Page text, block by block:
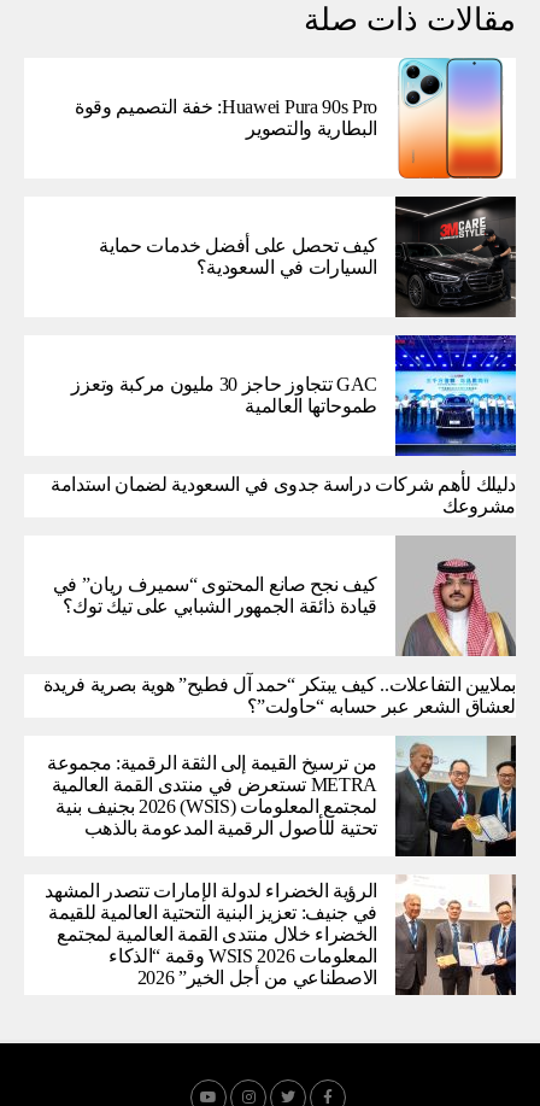
مقالات ذات صلة
Huawei Pura 90s Pro: خفة التصميم وقوة
البطارية والتصوير
كيف تحصل على أفضل خدمات حماية
السيارات في السعودية؟
GAC تتجاوز حاجز 30 مليون مركبة وتعزز
طموحاتها العالمية
دليلك لأهم شركات دراسة جدوى في السعودية لضمان استدامة
مشروعك
كيف نجح صانع المحتوى “سميرف ريان” في
قيادة ذائقة الجمهور الشبابي على تيك توك؟
بملايين التفاعلات.. كيف يبتكر “حمد آل فطيح” هوية بصرية فريدة
لعشاق الشعر عبر حسابه “حاولت”؟
من ترسيخ القيمة إلى الثقة الرقمية: مجموعة
METRA تستعرض في منتدى القمة العالمية
لمجتمع المعلومات (WSIS) 2026 بجنيف بنية
تحتية للأصول الرقمية المدعومة بالذهب
الرؤية الخضراء لدولة الإمارات تتصدر المشهد
في جنيف: تعزيز البنية التحتية العالمية للقيمة
الخضراء خلال منتدى القمة العالمية لمجتمع
المعلومات WSIS 2026 وقمة “الذكاء
الاصطناعي من أجل الخير” 2026